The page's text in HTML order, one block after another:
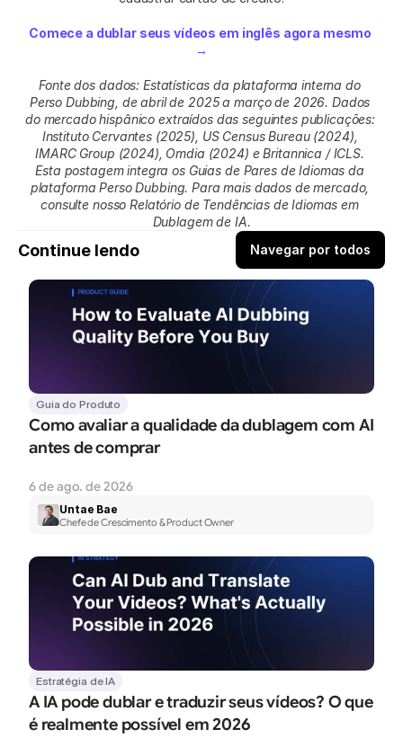
Comece a dublar seus vídeos em inglês agora mesmo
→
Fonte dos dados: Estatísticas da plataforma interna do
Perso Dubbing, de abril de 2025 a março de 2026. Dados
do mercado hispânico extraídos das seguintes publicações:
Instituto Cervantes (2025), US Census Bureau (2024),
IMARC Group (2024), Omdia (2024) e Britannica / ICLS.
Esta postagem integra os Guias de Pares de Idiomas da
plataforma Perso Dubbing. Para mais dados de mercado,
consulte nosso Relatório de Tendências de Idiomas em
Dublagem de IA.
Continue lendo Navegar por todos
Guia do Produto
Como avaliar a qualidade da dublagem com AI
antes de comprar
6 de ago. de 2026
Untae Bae
Chefe de Crescimento & Product Owner
Estratégia de IA
A IA pode dublar e traduzir seus vídeos? O que
é realmente possível em 2026